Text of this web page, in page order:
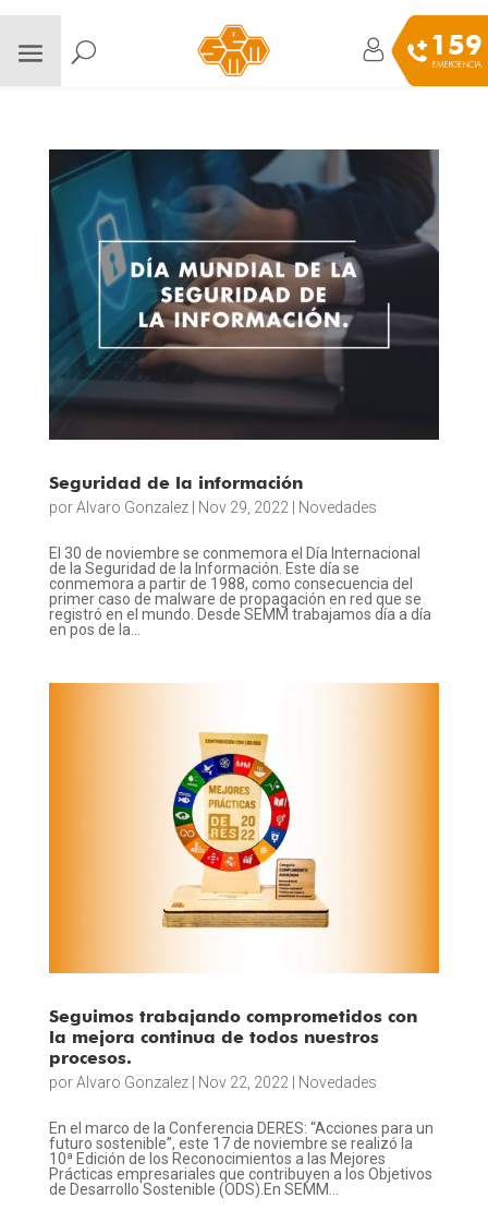
159
EMERGENCIA
Seguridad de la información
porAlvaro Gonzalez| Nov 29, 2022 Novedades
El 30 de noviembre se conmemora el Día Internacional
de la Seguridad de la Información. Este día se
conmemora a partir de 1988, como consecuencia del
primer caso de malware de propagación en red que se
registró en el mundo. Desde SEMM trabajamos día a día
en pos de la...
Seguimos trabajando comprometidos con
la mejora continua de todos nuestros
procesos.
porAlvaro Gonzalez| Nov 22, 2022 | Novedades
En el marco de la Conferencia DERES: “Acciones para un
futuro sostenible”, este 17 de noviembre se realizó la
10ª Edición de los Reconocimientos a las Mejores
Prácticas empresariales que contribuyen a los Objetivos
de Desarrollo Sostenible (ODS).En SEMM...